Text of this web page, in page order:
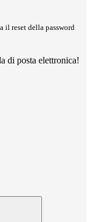
il reset della password
di posta elettronica!